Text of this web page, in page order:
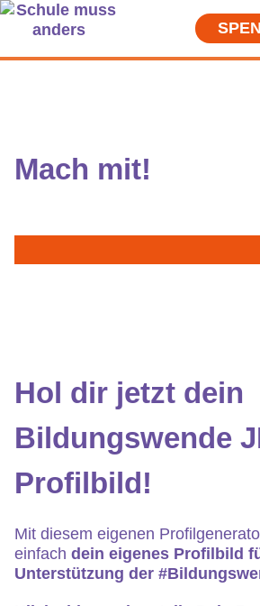
Mach mit!
Hol dir jetzt dein
Bildungswende
Profilbild!
Mit diesem eigenen
einfach dein eigenes Profilbild
Unterstützung der